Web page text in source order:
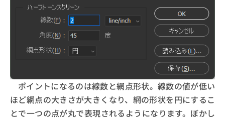
ポイントになるのは線数と網点形状。線数の値が低い
ほど網点の大きさが大きくなり、網の形状を円にするこ
とで一つの点が丸で表現されるようになります。ぼかし